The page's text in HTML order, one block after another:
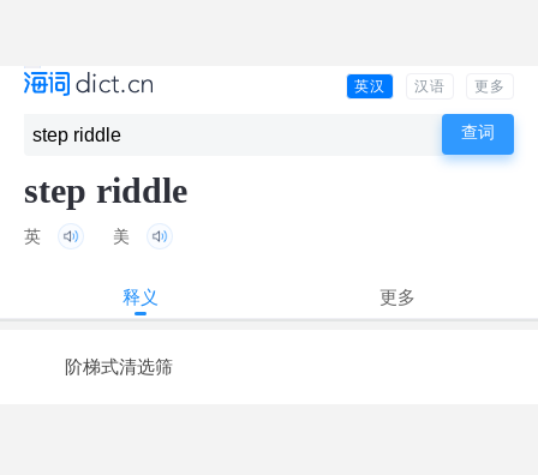
英汉 汉语 更多
step riddle
英 美
释义 更多
阶梯式清选筛